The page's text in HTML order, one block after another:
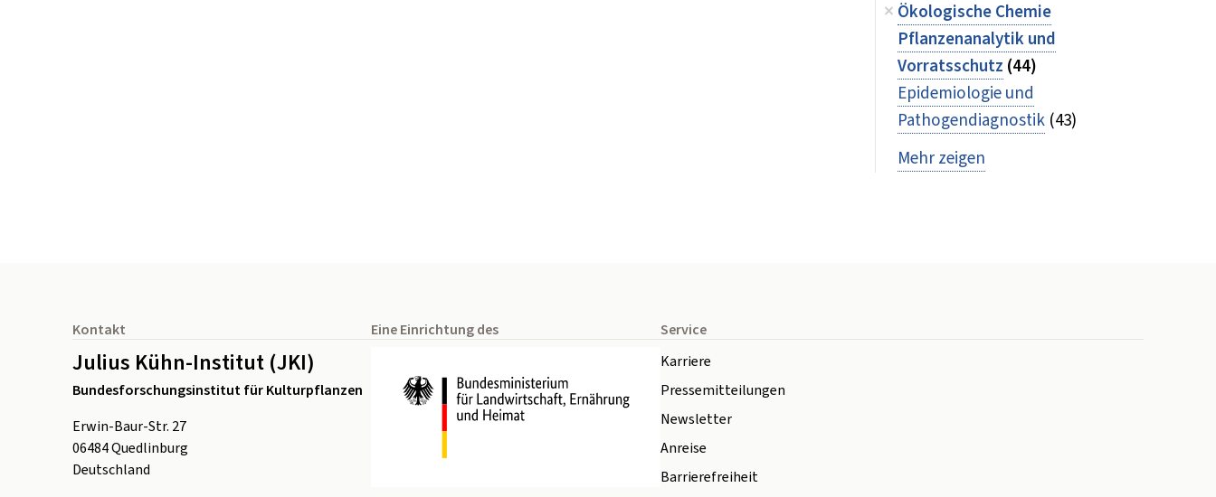
Ökologische Chemie
Pflanzenanalytik und
Vorratsschutz (44)
Epidemiologie und
Pathogendiagnostik (43)
Mehr zeigen
Kontakt
Julius Kühn-Institut (JKI)
Bundesforschungsinstitut für Kulturpflanzen
Erwin-Baur-Str. 27
06484Quedlinburg
Deutschland
Eine Einrichtung des
Service
Karriere
Pressemitteilungen
Newsletter
Anreise
Barrierefreiheit